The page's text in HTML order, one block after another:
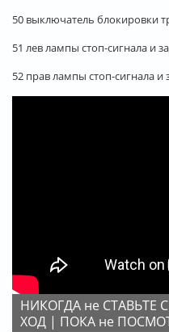
50 выключатель блокировки
51 лев лампы стоп-сигнала и
52 прав лампы стоп-сигнала и
НИКОГДА не СТАВЬТЕ СВЕТОДИОДЫ на ЗАДНИЙ
ХОД | ПОКА не